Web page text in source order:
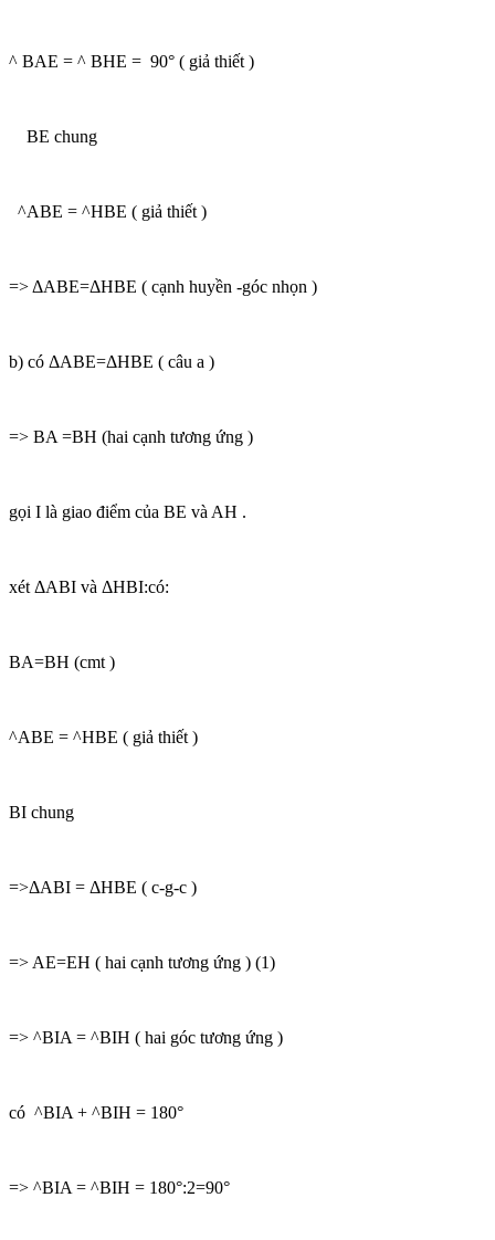
^ BAE = ^ BHE = 90° ( giả thiết )
BE chung
^ABE = ^HBE ( giả thiết )
=> ΔABE=ΔHBE ( cạnh huyền -góc nhọn )
b) có ΔABE=ΔHBE ( câu a )
=> BA =BH (hai cạnh tương ứng )
gọi I là giao điểm của BE và AH .
xét ΔABI và ΔHBI:có:
BA=BH (cmt )
^ABE = ^HBE ( giả thiết )
BI chung
=>ΔABI = ΔHBE ( c-g-c )
=> AE=EH ( hai cạnh tương ứng ) (1)
=> ^BIA = ^BIH ( hai góc tương ứng )
có ^BIA + ^BIH = 180°
=> ^BIA = ^BIH = 180°:2=90°